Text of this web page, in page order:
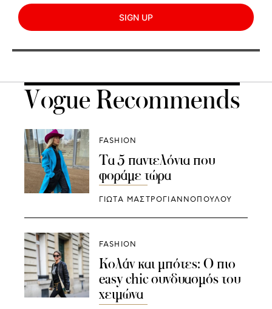
SIGN UP
Vogue Recommends
FASHION
Τα 5 παντελόνια που
φοράμε τώρα
ΓΙΩΤΑ ΜΑΣΤΡΟΓΙΑΝΝΟΠΟΥΛΟΥ
FASHION
Κολάν και μπότες: O πιο
easy chic συνδυασμός του
χειμώνα